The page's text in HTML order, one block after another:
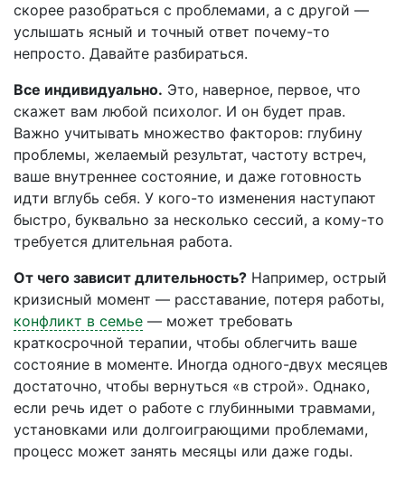
скорее разобраться с проблемами, а с другой —
услышать ясный и точный ответ почему-то
непросто. Давайте разбираться.
Все индивидуально. Это, наверное, первое, что
скажет вам любой психолог. И он будет прав.
Важно учитывать множество факторов: глубину
проблемы, желаемый результат, частоту встреч,
ваше внутреннее состояние, и даже готовность
идти вглубь себя. У кого-то изменения наступают
быстро, буквально за несколько сессий, а кому-то
требуется длительная работа.
От чего зависит длительность? Например, острый
кризисный момент — расставание, потеря работы,
конфликт в семье — может требовать
краткосрочной терапии, чтобы облегчить ваше
состояние в моменте. Иногда одного-двух месяцев
достаточно, чтобы вернуться «в строй». Однако,
если речь идет о работе с глубинными травмами,
установками или долгоиграющими проблемами,
процесс может занять месяцы или даже годы.